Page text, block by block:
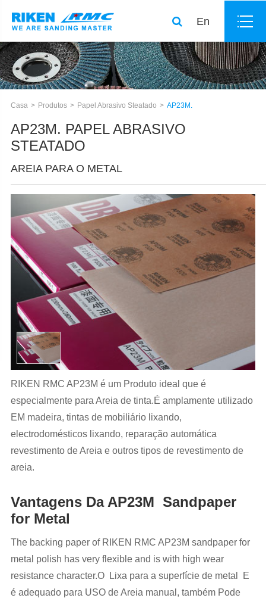
En
Casa Produtos Papel Abrasivo Steatado AP23M.
AP23M. PAPEL ABRASIVO
STEATADO
AREIA PARA O METAL
RIKEN RMC AP23M é um Produto ideal que é
especialmente para Areia de tinta.É amplamente utilizado
EM madeira, tintas de mobiliário lixando,
electrodomésticos lixando, reparação automática
revestimento de Areia e outros tipos de revestimento de
areia.
Vantagens Da AP23M Sandpaper
for Metal
The backing paper of RIKEN RMC AP23M sandpaper for
metal polish has very flexible and is with high wear
resistance character.O Lixa para a superfície de metal E
é adequado para USO de Areia manual, também Pode